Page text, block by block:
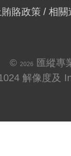
賄賂政策
相關
© 2026
匯縱專
解像度及